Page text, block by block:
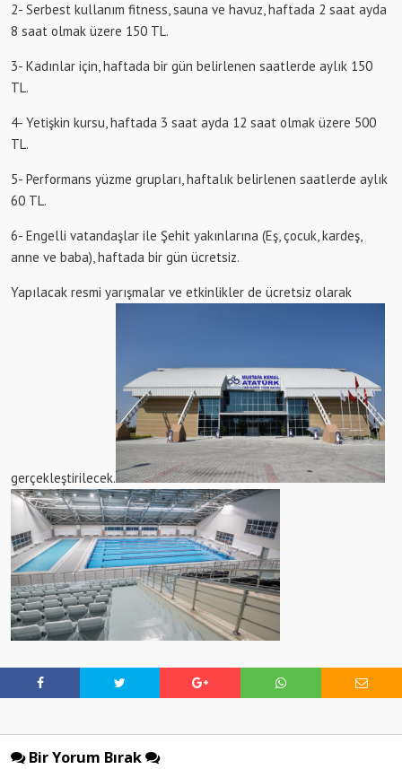
2- Serbest kullanım fitness, sauna ve havuz, haftada 2 saat ayda
8 saat olmak üzere 150 TL.
3- Kadınlar için, haftada bir gün belirlenen saatlerde aylık 150
TL.
4- Yetişkin kursu, haftada 3 saat ayda 12 saat olmak üzere 500
TL.
5- Performans yüzme grupları, haftalık belirlenen saatlerde aylık
60 TL.
6- Engelli vatandaşlar ile Şehit yakınlarına (Eş, çocuk, kardeş,
anne ve baba), haftada bir gün ücretsiz.
Yapılacak resmi yarışmalar ve etkinlikler de ücretsiz olarak
gerçekleştirilecek.
Bir Yorum Bırak